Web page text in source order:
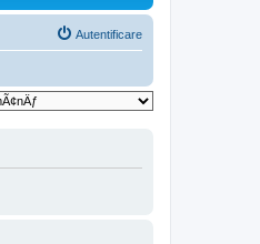
Autentificare